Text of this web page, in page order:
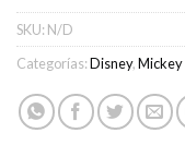
SKU: N/D
Categorías:Disney,Mickey